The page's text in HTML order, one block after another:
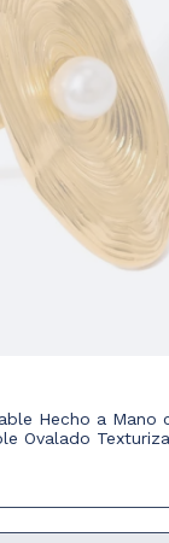
Hecho a Mano
Ovalado